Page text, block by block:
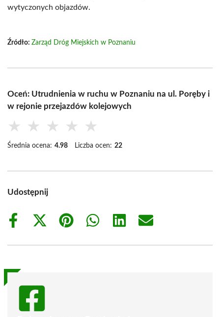
wytyczonych objazdów.
Źródło: Zarząd Dróg Miejskich w Poznaniu
Oceń: Utrudnienia w ruchu w Poznaniu na ul. Poręby i
w rejonie przejazdów kolejowych
★ ★ ★ ★ ★
Średnia ocena: 4.98 Liczba ocen: 22
Udostępnij
Share
Share
(Twitter)
Share
Share
Share
Share